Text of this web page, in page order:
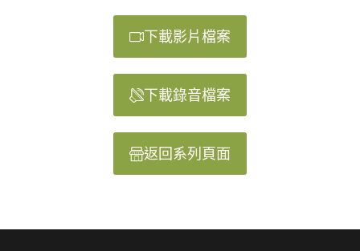
下載影片檔案
下載錄音檔案
返回系列頁面